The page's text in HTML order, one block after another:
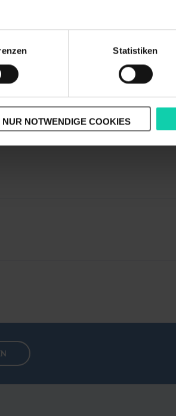
Statistiken
NUR NOTWENDIGE COOKIES